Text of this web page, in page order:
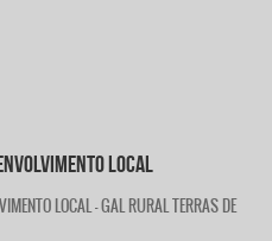
LOCAL
LOCAL - GAL RURAL TERRAS DE